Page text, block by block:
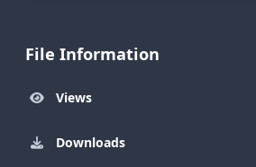
File Information
Views
Downloads